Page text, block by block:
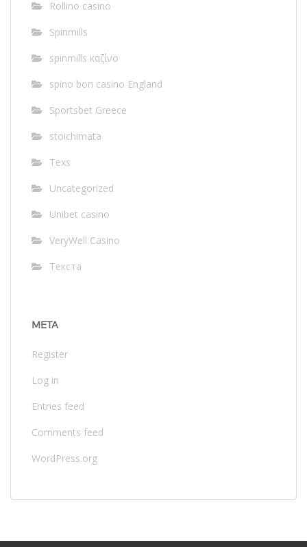
Rollino casino
Spinmills
spinmills καζίνο
spino bon casino England
Sportsbet Greece
stoichimata
Texs
Uncategorized
Unibet casino
VeryWell Casino
Текста
META
Register
Log in
Entries feed
Comments feed
WordPress.org